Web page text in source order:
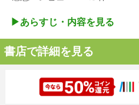
▶︎あらすじ・内容を見る
書店で詳細を見る